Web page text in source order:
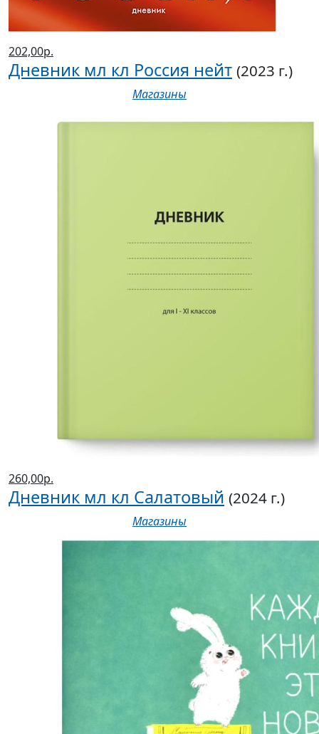
202,00р.
Дневник мл кл Россия нейт (2023 г.)
Магазины
260,00р.
Дневник мл кл Салатовый (2024 г.)
Магазины